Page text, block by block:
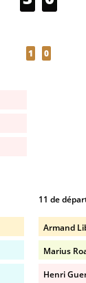
1 0
11 de
Armand
Marius
Henri